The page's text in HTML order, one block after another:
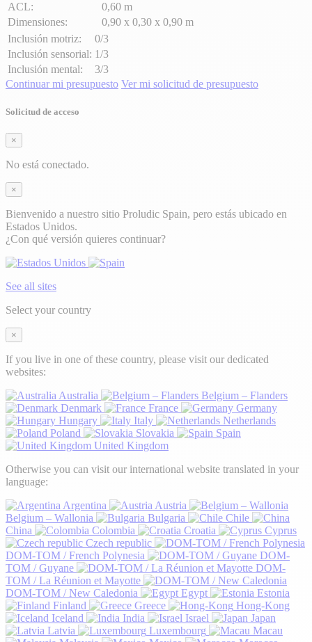
ACL:
0,60 m
Dimensiones:
0,90 x 0,30 x 0,90 m
Inclusión motriz:
0/3
Inclusión sensorial: 1/3
Inclusión mental:
3/3
Continuar mi presupuesto Ver mi solicitud de presupuesto
Solicitud de acceso
×
No está conectado.
×
Bienvenido a nuestro sitio Proludic Spain, pero estás ubicado en
Estados Unidos.
¿Con qué versión quieres continuar?
See all sites
Select your country
×
If you live in one of these country, please visit our dedicated
websites:
Australia
Belgium – Flanders
Denmark
France
Germany
Hungary
Italy
Netherlands
Poland
Slovakia
Spain
United Kingdom
Otherwise you can visit our international website translated in your
language:
Argentina
Austria
Belgium – Wallonia
Bulgaria
Chile
China
Colombia Croatia
Cyprus
Czech republic
DOM-TOM / French Polynesia
DOM-
TOM / Guyane
DOM-
TOM / La Réunion et Mayotte
DOM-TOM / New Caledonia
Egypt
Estonia
Finland
Greece
Hong-Kong
Iceland
India Israel
Japan
Latvia
Luxembourg
Macau